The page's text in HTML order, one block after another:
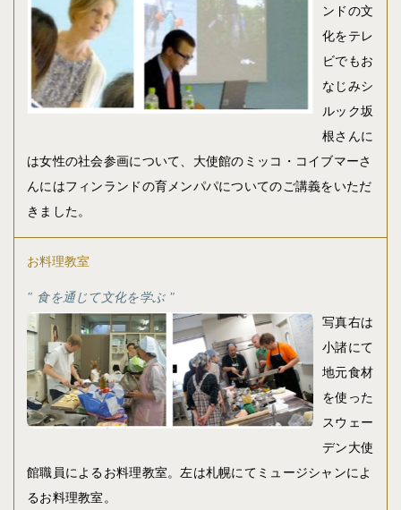
ンドの文
化をテレ
ビでもお
なじみシ
ルック坂
根さんに
は女性の社会参画について、大使館のミッコ・コイブマーさ
んにはフィンランドの育メンパパについてのご講義をいただ
きました。
お料理教室
食を通じて文化を学ぶ
写真右は
小諸にて
地元食材
を使った
スウェー
デン大使
館職員によるお料理教室。左は札幌にてミュージシャンによ
るお料理教室。